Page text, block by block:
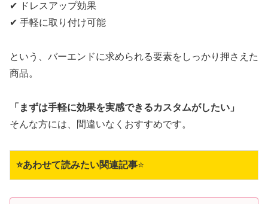
✔ ドレスアップ効果
✔ 手軽に取り付け可能
という、バーエンドに求められる要素をしっかり押さえた
商品。
「まずは手軽に効果を実感できるカスタムがしたい」
そんな方には、間違いなくおすすめです。
⭐あわせて読みたい関連記事⭐